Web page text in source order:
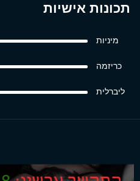
תכונות אישיות
מיניות
כריזמה
ליברלית